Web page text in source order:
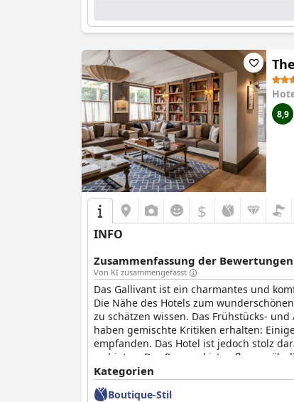
8,9
$
INFO
Zusammenfassung der Bewertungen
Von KI zusammengefasst
Das Gallivant ist ein charmantes und
Die Nähe des Hotels zum
zu schätzen wissen. Das Frühstücks-
haben gemischte Kritiken erhalten:
empfanden. Das Hotel ist jedoch stolz
zu bieten. Das Personal ist
empfehlenswert und das Hotel ist auch
alle, die sich entspannen und
Kategorien
Boutique-Stil